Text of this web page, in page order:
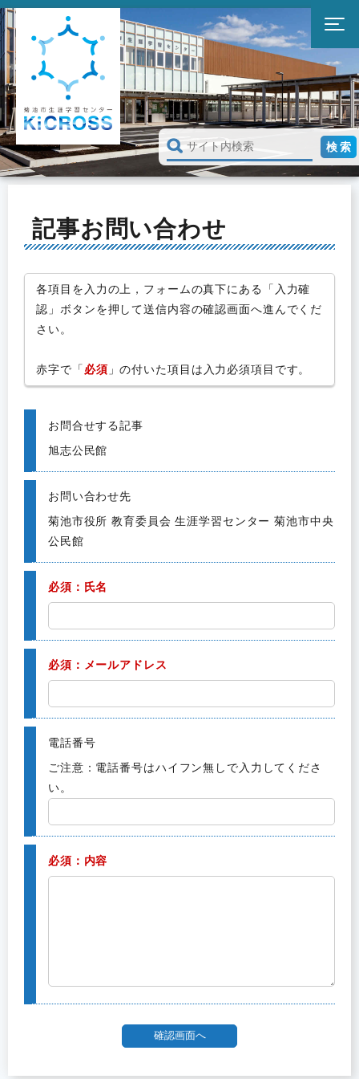
記事お問い合わせ
各項目を入力の上，フォームの真下にある「入力確
認」ボタンを押して送信内容の確認画面へ進んでくだ
さい。
赤字で「 必須 」の付いた項目は入力必須項目です。
お問合せする記事
旭志公民館
お問い合わせ先
菊池市役所 教育委員会 生涯学習センター 菊池市中央
公民館
必須：氏名
必須：メールアドレス
電話番号
ご注意：電話番号はハイフン無しで入力してくださ
い。
必須：内容